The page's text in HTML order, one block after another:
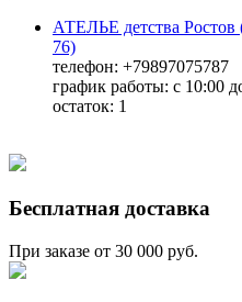
АТЕЛЬЕ детства Ростов
76)
телефон: +79897075787
график работы: с 10:00
остаток: 1
Бесплатная доставка
При заказе от 30 000 руб.